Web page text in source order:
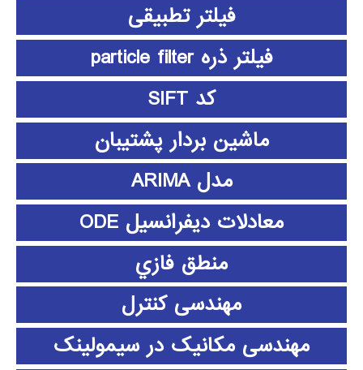
فیلتر تطبیقی
فیلتر ذره particle filter
کد SIFT
ماشین بردار پشتیبان
مدل ARIMA
معادلات دیفرانسیل ODE
منطق فازي
مهندسی کنترل
مهندسی مکانیک در سیمولینک